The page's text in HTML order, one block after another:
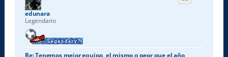
edunara
Legendario